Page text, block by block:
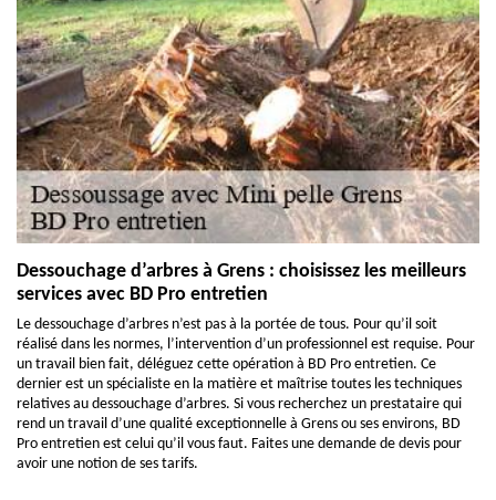
Dessouchage d’arbres à Grens : choisissez les meilleurs
services avec BD Pro entretien
Le dessouchage d’arbres n’est pas à la portée de tous. Pour qu’il soit
réalisé dans les normes, l’intervention d’un professionnel est requise. Pour
un travail bien fait, déléguez cette opération à BD Pro entretien. Ce
dernier est un spécialiste en la matière et maîtrise toutes les techniques
relatives au dessouchage d’arbres. Si vous recherchez un prestataire qui
rend un travail d’une qualité exceptionnelle à Grens ou ses environs, BD
Pro entretien est celui qu’il vous faut. Faites une demande de devis pour
avoir une notion de ses tarifs.